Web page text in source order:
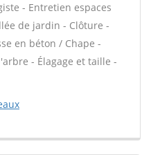
- Entretien espaces
de jardin - Clôture -
en béton / Chape -
- Élagage et taille -